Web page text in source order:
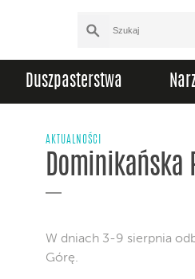
Duszpasterstwa
AKTUALNOŚCI
Dominikańska
W dniach 3-9 sierpnia
Górę.